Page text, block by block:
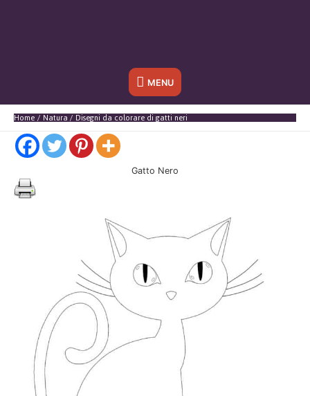
Sotto
l'header
MENU
Home Natura Disegni da colorare di gatti neri
Gatto Nero